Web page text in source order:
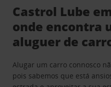
Castrol Lube
onde encontra
aluguer de
Alugar um carro connosco
pois sabemos que está